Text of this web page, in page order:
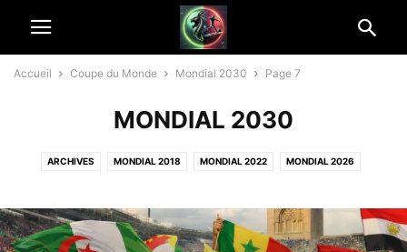
Accueil Coupe du Monde Mondial 2030 Page 7
MONDIAL 2030
ARCHIVES MONDIAL 2018 MONDIAL 2022 MONDIAL 2026